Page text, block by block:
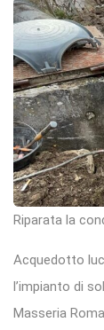
Riparata la
Acquedotto
l’impianto di
Masseria